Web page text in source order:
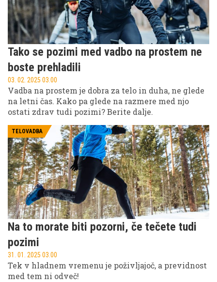
Tako se pozimi med vadbo na prostem ne
boste prehladili
03. 02. 2025 03.00
Vadba na prostem je dobra za telo in duha, ne glede
na letni čas. Kako pa glede na razmere med njo
ostati zdrav tudi pozimi? Berite dalje.
TELOVADBA
Na to morate biti pozorni, če tečete tudi
pozimi
31. 01. 2025 03.00
Tek v hladnem vremenu je poživljajoč, a previdnost
med tem ni odveč!